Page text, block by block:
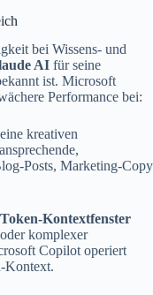
bei Wissens- und
AI für seine
ist. Microsoft
Performance bei:
kreativen
Posts, Marketing-Copy
Kontextfenster
komplexer
Copilot operiert
Kontext.